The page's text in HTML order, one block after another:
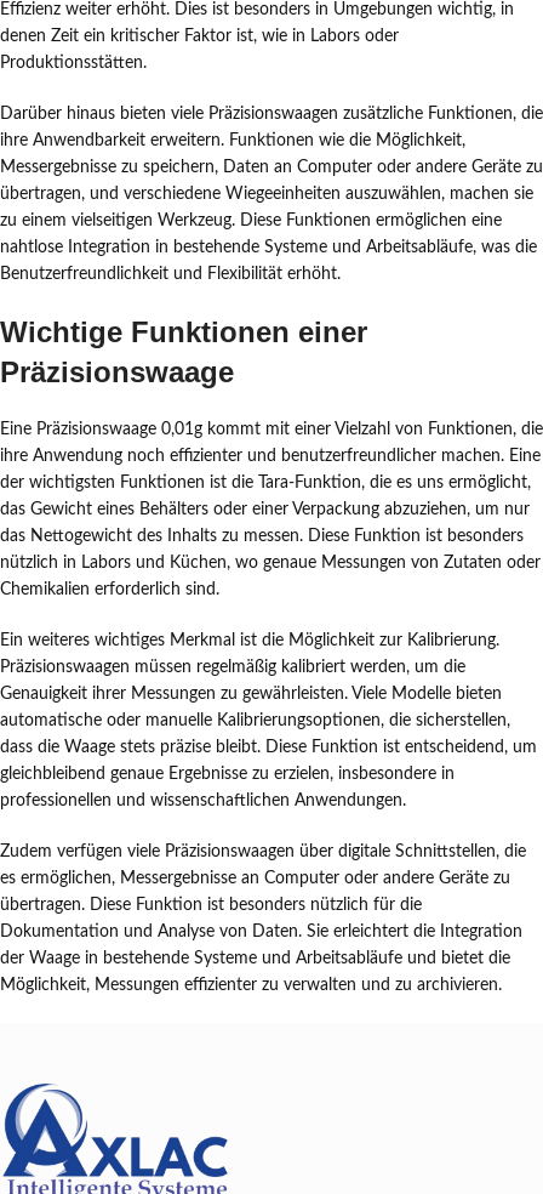
Effizienz weiter erhöht. Dies ist besonders in Umgebungen wichtig, in
denen Zeit ein kritischer Faktor ist, wie in Labors oder
Produktionsstätten.
Darüber hinaus bieten viele Präzisionswaagen zusätzliche Funktionen, die
ihre Anwendbarkeit erweitern. Funktionen wie die Möglichkeit,
Messergebnisse zu speichern, Daten an Computer oder andere Geräte zu
übertragen, und verschiedene Wiegeeinheiten auszuwählen, machen sie
zu einem vielseitigen Werkzeug. Diese Funktionen ermöglichen eine
nahtlose Integration in bestehende Systeme und Arbeitsabläufe, was die
Benutzerfreundlichkeit und Flexibilität erhöht.
Wichtige Funktionen einer
Präzisionswaage
Eine Präzisionswaage 0,01g kommt mit einer Vielzahl von Funktionen, die
ihre Anwendung noch effizienter und benutzerfreundlicher machen. Eine
der wichtigsten Funktionen ist die Tara-Funktion, die es uns ermöglicht,
das Gewicht eines Behälters oder einer Verpackung abzuziehen, um nur
das Nettogewicht des Inhalts zu messen. Diese Funktion ist besonders
nützlich in Labors und Küchen, wo genaue Messungen von Zutaten oder
Chemikalien erforderlich sind.
Ein weiteres wichtiges Merkmal ist die Möglichkeit zur Kalibrierung.
Präzisionswaagen müssen regelmäßig kalibriert werden, um die
Genauigkeit ihrer Messungen zu gewährleisten. Viele Modelle bieten
automatische oder manuelle Kalibrierungsoptionen, die sicherstellen,
dass die Waage stets präzise bleibt. Diese Funktion ist entscheidend, um
gleichbleibend genaue Ergebnisse zu erzielen, insbesondere in
professionellen und wissenschaftlichen Anwendungen.
Zudem verfügen viele Präzisionswaagen über digitale Schnittstellen, die
es ermöglichen, Messergebnisse an Computer oder andere Geräte zu
übertragen. Diese Funktion ist besonders nützlich für die
Dokumentation und Analyse von Daten. Sie erleichtert die Integration
der Waage in bestehende Systeme und Arbeitsabläufe und bietet die
Möglichkeit, Messungen effizienter zu verwalten und zu archivieren.